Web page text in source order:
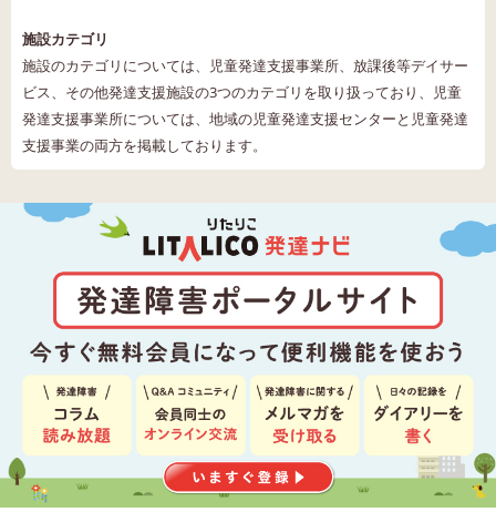
施設カテゴリ
施設のカテゴリについては、児童発達支援事業所、放課後等デイサー
ビス、その他発達支援施設の3つのカテゴリを取り扱っており、児童
発達支援事業所については、地域の児童発達支援センターと児童発達
支援事業の両方を掲載しております。